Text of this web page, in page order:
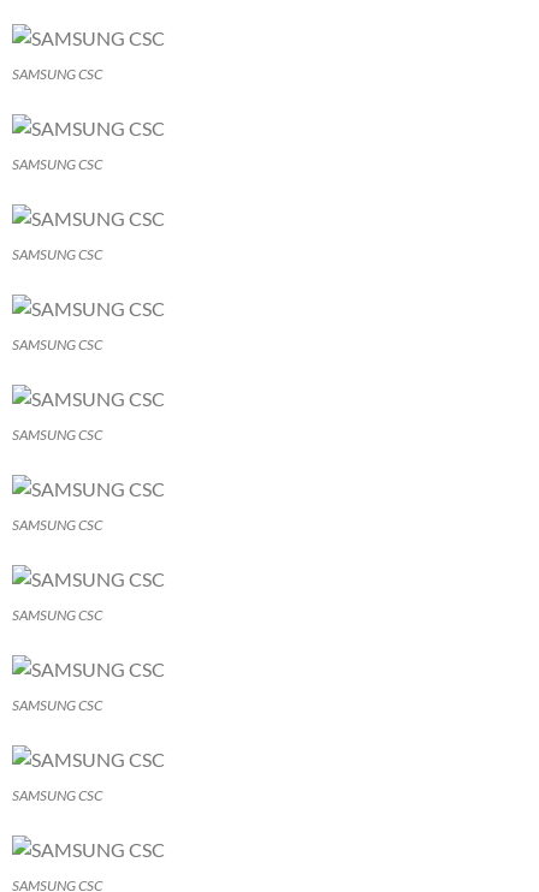
SAMSUNG CSC
SAMSUNG CSC
SAMSUNG CSC
SAMSUNG CSC
SAMSUNG CSC
SAMSUNG CSC
SAMSUNG CSC
SAMSUNG CSC
SAMSUNG CSC
SAMSUNG CSC